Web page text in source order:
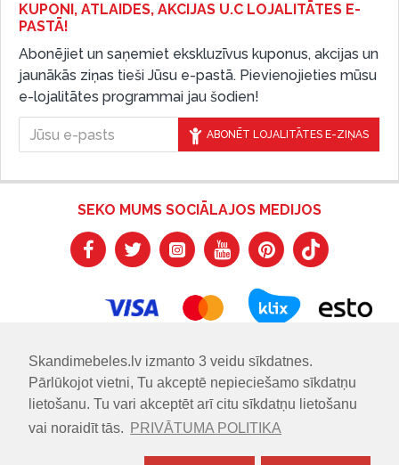
Skandimebeles.lv izmanto 3 veidu sīkdatnes.
Pārlūkojot vietni, Tu akceptē nepieciešamo sīkdatņu
lietošanu. Tu vari akceptēt arī citu sīkdatņu lietošanu
vai noraidīt tās.
PRIVĀTUMA POLITIKA
KUPONI, ATLAIDES, AKCIJAS U.C LOJALITĀTES E-
PASTĀ!
Abonējiet un saņemiet ekskluzīvus kuponus, akcijas un
jaunākās ziņas tieši Jūsu e-pastā. Pievienojieties mūsu
e-lojalitātes programmai jau šodien!
ABONĒT LOJALITĀTES E-ZIŅAS
SEKO MUMS SOCIĀLAJOS MEDIJOS